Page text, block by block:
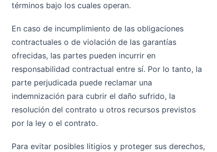
términos bajo los cuales operan.
En caso de incumplimiento de las obligaciones
contractuales o de violación de las garantías
ofrecidas, las partes pueden incurrir en
responsabilidad contractual entre sí. Por lo tanto, la
parte perjudicada puede reclamar una
indemnización para cubrir el daño sufrido, la
resolución del contrato u otros recursos previstos
por la ley o el contrato.
Para evitar posibles litigios y proteger sus derechos,